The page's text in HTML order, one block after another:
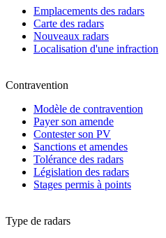
Emplacements des radars
Carte des radars
Nouveaux radars
Localisation d'une infraction
Contravention
Modèle de contravention
Payer son amende
Contester son PV
Sanctions et amendes
Tolérance des radars
Législation des radars
Stages permis à points
Type de radars